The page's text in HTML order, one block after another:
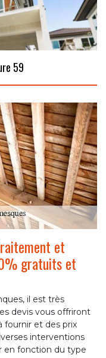
59
et
gratuits et
il est très
devis vous offriront
fournir et des prix
interventions
en fonction du type